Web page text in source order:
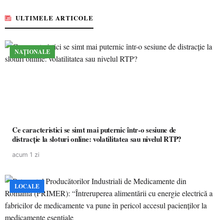
ULTIMELE ARTICOLE
NAȚIONALE
Ce caracteristici se simt mai puternic într-o sesiune de
distracție la sloturi online: volatilitatea sau nivelul RTP?
acum 1 zi
LOCALE